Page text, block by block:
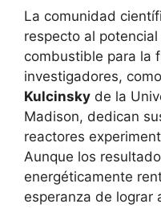
La comunidad
respecto al
combustible para la
investigadores,
Kulcinsky de la
Madison, dedican
reactores
Aunque los
energéticamente
esperanza de lograr